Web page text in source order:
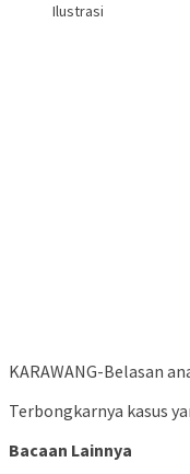
Ilustrasi
KARAWANG-Belasan
Terbongkarnya kasus
Bacaan Lainnya